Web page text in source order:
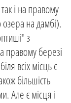
і на правому
на дамбі).
з
правому березі
всіх місць є
більшість
Але є місця і